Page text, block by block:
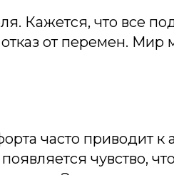
Кажется, что все
от перемен. Мир
часто приводит к
чувство,